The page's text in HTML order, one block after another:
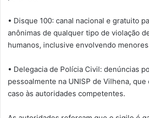
• Disque 100: canal nacional e gratuito
anônimas de qualquer tipo de violação
humanos, inclusive envolvendo
• Delegacia de Polícia Civil: denúncias
pessoalmente na UNISP de Vilhena, que
caso às autoridades competentes.